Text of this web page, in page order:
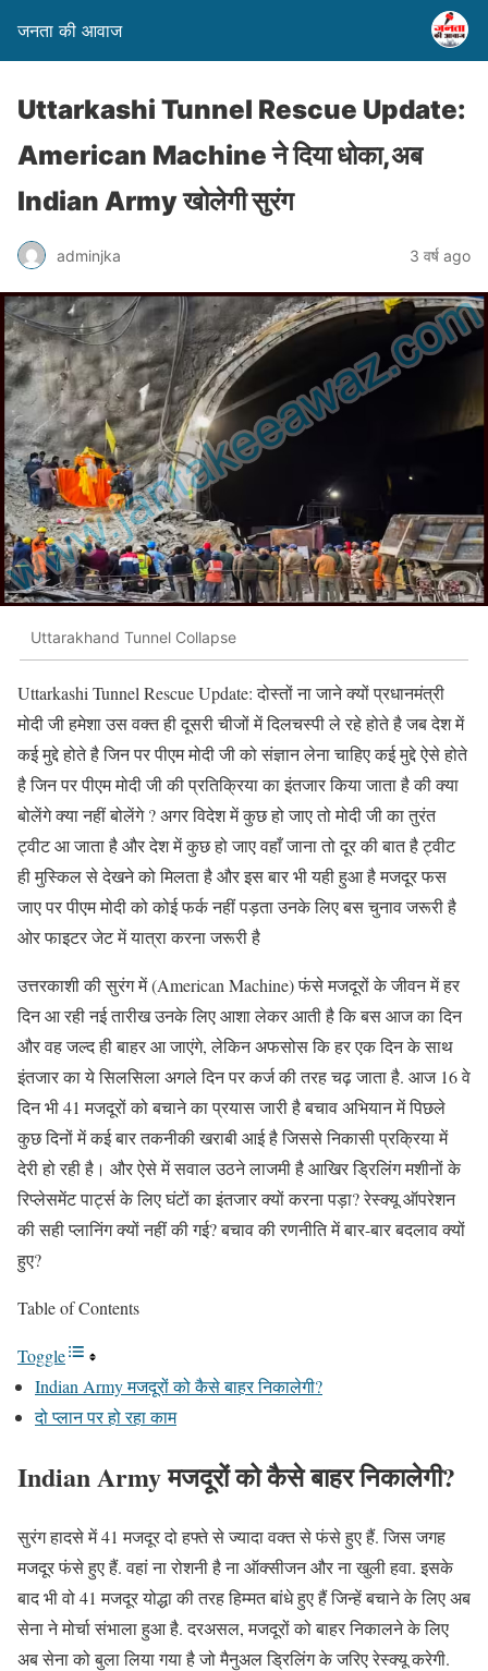
जनता की आवाज
Uttarkashi Tunnel Rescue Update:
American Machine ने दिया धोका,अब
Indian Army खोलेगी सुरंग
adminjka 3 वर्ष ago
Uttarakhand Tunnel Collapse
Uttarkashi Tunnel Rescue Update: दोस्तों ना जाने क्यों प्रधानमंत्री
मोदी जी हमेशा उस वक्त ही दूसरी चीजों में दिलचस्पी ले रहे होते है जब देश में
कई मुद्दे होते है जिन पर पीएम मोदी जी को संज्ञान लेना चाहिए कई मुद्दे ऐसे होते
है जिन पर पीएम मोदी जी की प्रतिक्रिया का इंतजार किया जाता है की क्या
बोलेंगे क्या नहीं बोलेंगे ? अगर विदेश में कुछ हो जाए तो मोदी जी का तुरंत
ट्वीट आ जाता है और देश में कुछ हो जाए वहाँ जाना तो दूर की बात है ट्वीट
ही मुस्किल से देखने को मिलता है और इस बार भी यही हुआ है मजदूर फस
जाए पर पीएम मोदी को कोई फर्क नहीं पड़ता उनके लिए बस चुनाव जरूरी है
ओर फाइटर जेट में यात्रा करना जरूरी है
उत्तरकाशी की सुरंग में (American Machine) फंसे मजदूरों के जीवन में हर
दिन आ रही नई तारीख उनके लिए आशा लेकर आती है कि बस आज का दिन
और वह जल्द ही बाहर आ जाएंगे, लेकिन अफसोस कि हर एक दिन के साथ
इंतजार का ये सिलसिला अगले दिन पर कर्ज की तरह चढ़ जाता है. आज 16 वे
दिन भी 41 मजदूरों को बचाने का प्रयास जारी है बचाव अभियान में पिछले
कुछ दिनों में कई बार तकनीकी खराबी आई है जिससे निकासी प्रक्रिया में
देरी हो रही है। और ऐसे में सवाल उठने लाजमी है आखिर ड्रिलिंग मशीनों के
रिप्लेसमेंट पार्ट्स के लिए घंटों का इंतजार क्यों करना पड़ा? रेस्क्यू ऑपरेशन
की सही प्लानिंग क्यों नहीं की गई? बचाव की रणनीति में बार-बार बदलाव क्यों
हुए?
Table of Contents
Toggle
Indian Army मजदूरों को कैसे बाहर निकालेगी?
दो प्लान पर हो रहा काम
Indian Army मजदूरों को कैसे बाहर निकालेगी?
सुरंग हादसे में 41 मजदूर दो हफ्ते से ज्यादा वक्त से फंसे हुए हैं. जिस जगह
मजदूर फंसे हुए हैं. वहां ना रोशनी है ना ऑक्सीजन और ना खुली हवा. इसके
बाद भी वो 41 मजदूर योद्धा की तरह हिम्मत बांधे हुए हैं जिन्हें बचाने के लिए अब
सेना ने मोर्चा संभाला हुआ है. दरअसल, मजदूरों को बाहर निकालने के लिए
अब सेना को बुला लिया गया है जो मैनुअल ड्रिलिंग के जरिए रेस्क्यू करेगी.